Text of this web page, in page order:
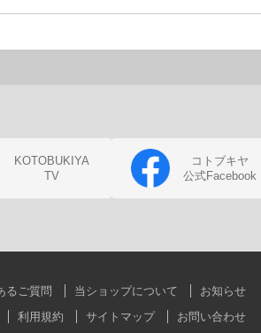
KOTOBUKIYA
TV
コトブキヤ
公式Facebook
るご質問 当ショップについて
お知らせ
利用規約 サイトマップ お問い合わせ